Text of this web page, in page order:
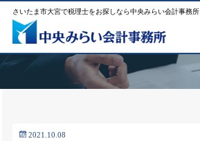
さいたま市大宮で税理士をお探しなら中央みらい会計事務所
2021.10.08